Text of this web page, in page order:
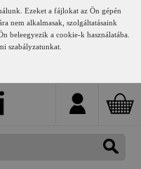
Ezeket a fájlokat az Ön gépén
nem alkalmasak, szolgáltatásaink
beleegyezik a cookie-k használatába.
szabályzatunkat.